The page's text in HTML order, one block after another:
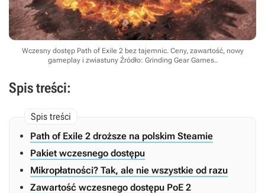
Wczesny dostęp Path of Exile 2 bez tajemnic. Ceny, zawartość, nowy
gameplay i zwiastuny Źródło: Grinding Gear Games..
Spis treści:
Path of Exile 2 droższe na polskim Steamie
Pakiet wczesnego dostępu
Mikropłatności? Tak, ale nie wszystkie od razu
Zawartość wczesnego dostępu PoE 2